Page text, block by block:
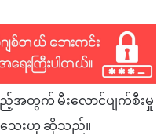
ည့်အတွက် မီးလောင်ပျက်စီးမှု
သေးဟု ဆိုသည်။